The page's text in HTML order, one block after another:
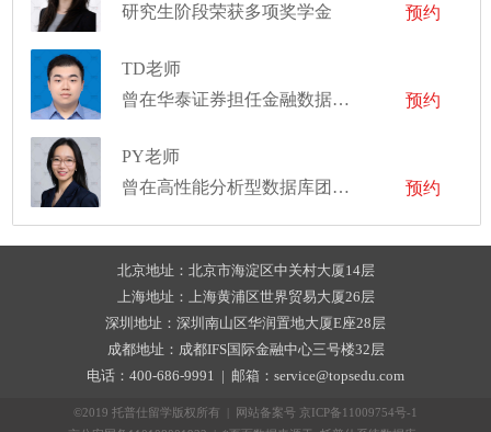
研究生阶段荣获多项奖学金
预约
TD老师
曾在华泰证券担任金融数据分析师
预约
PY老师
曾在高性能分析型数据库团队担任资深软件工程师
预约
北京地址：北京市海淀区中关村大厦14层
上海地址：上海黄浦区世界贸易大厦26层
深圳地址：深圳南山区华润置地大厦E座28层
成都地址：成都IFS国际金融中心三号楼32层
电话：400-686-9991 | 邮箱：service@topsedu.com
©2019 托普仕留学版权所有 | 网站备案号 京ICP备11009754号-1